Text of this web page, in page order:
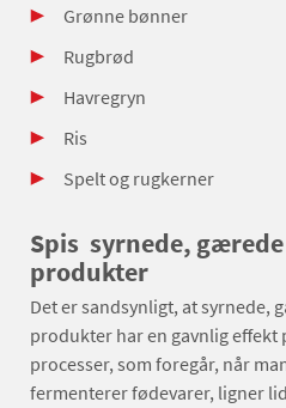
Grønne bønner
Rugbrød
Havregryn
Ris
Spelt og rugkerner
Spis syrnede,
produkter
Det er sandsynligt, at syrnede,
produkter har en gavnlig effekt
processer, som foregår, når
fermenterer fødevarer, ligner